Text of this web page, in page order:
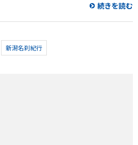
続きを読む
新潟名刹紀行